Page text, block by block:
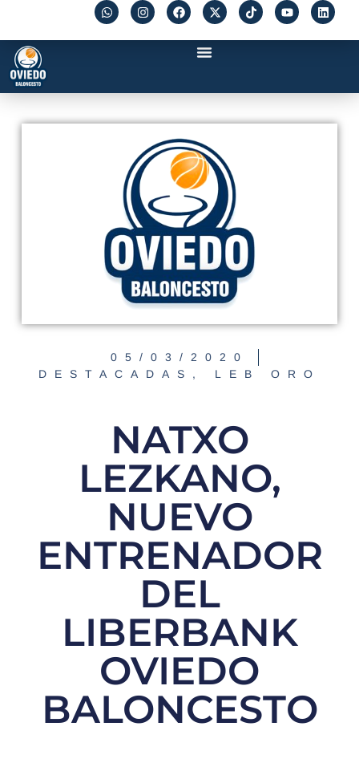
05/03/2020
DESTACADAS , LEB ORO
NATXO
LEZKANO,
NUEVO
ENTRENADOR
DEL
LIBERBANK
OVIEDO
BALONCESTO